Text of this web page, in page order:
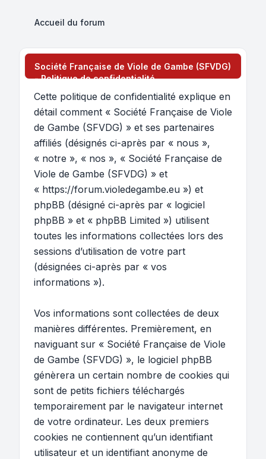
Accueil du forum
Société Française de Viole de Gambe (SFVDG)
- Politique de confidentialité
Cette politique de confidentialité explique en
détail comment « Société Française de Viole
de Gambe (SFVDG) » et ses partenaires
affiliés (désignés ci-après par « nous »,
« notre », « nos », « Société Française de
Viole de Gambe (SFVDG) » et
« https://forum.violedegambe.eu ») et
phpBB (désigné ci-après par « logiciel
phpBB » et « phpBB Limited ») utilisent
toutes les informations collectées lors des
sessions d’utilisation de votre part
(désignées ci-après par « vos
informations »).
Vos informations sont collectées de deux
manières différentes. Premièrement, en
naviguant sur « Société Française de Viole
de Gambe (SFVDG) », le logiciel phpBB
génèrera un certain nombre de cookies qui
sont de petits fichiers téléchargés
temporairement par le navigateur internet
de votre ordinateur. Les deux premiers
cookies ne contiennent qu’un identifiant
utilisateur et un identifiant anonyme de